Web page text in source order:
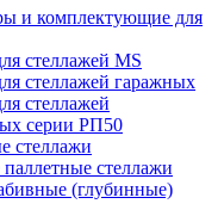
и комплектующие для
стеллажей MS
стеллажей гаражных
стеллажей
серии РП50
стеллажи
стеллажи
(глубинные)